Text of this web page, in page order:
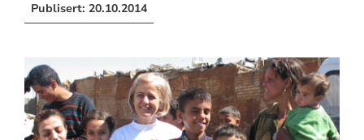
Publisert: 20.10.2014